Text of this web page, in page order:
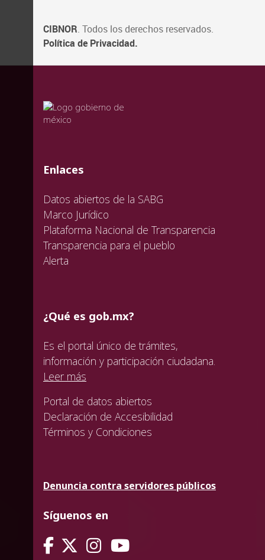
CIBNOR. Todos los derechos reservados.
Política de Privacidad.
valida
valida
valida
Enlaces
Datos abiertos de la SABG
Marco Jurídico
Plataforma Nacional de Transparencia
Transparencia para el pueblo
Alerta
¿Qué es gob.mx?
Es el portal único de trámites,
información y participación ciudadana.
Leer más
Portal de datos abiertos
Declaración de Accesibilidad
Términos y Condiciones
Denuncia contra servidores públicos
Síguenos en